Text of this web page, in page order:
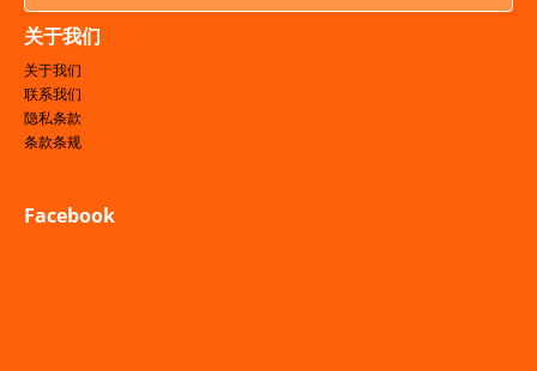
关于我们
关于我们
联系我们
隐私条款
条款条规
Facebook